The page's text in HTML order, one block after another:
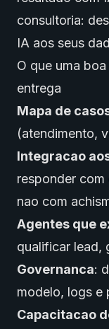
consultoria:
IA aos seus
O que uma
entrega
Mapa de
(atendimento,
Integracao
responder com
nao com
Agentes que
qualificar lead,
Governanca:
modelo, logs e
Capacitacao